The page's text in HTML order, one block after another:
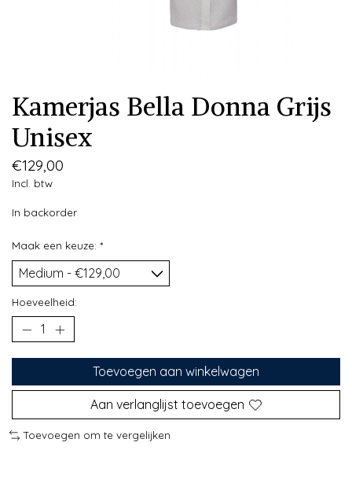
Kamerjas Bella Donna Grijs
Unisex
€129,00
Incl. btw
In backorder
Maak een keuze: *
Hoeveelheid:
Toevoegen aan winkelwagen
Aan verlanglijst toevoegen
Toevoegen om te vergelijken